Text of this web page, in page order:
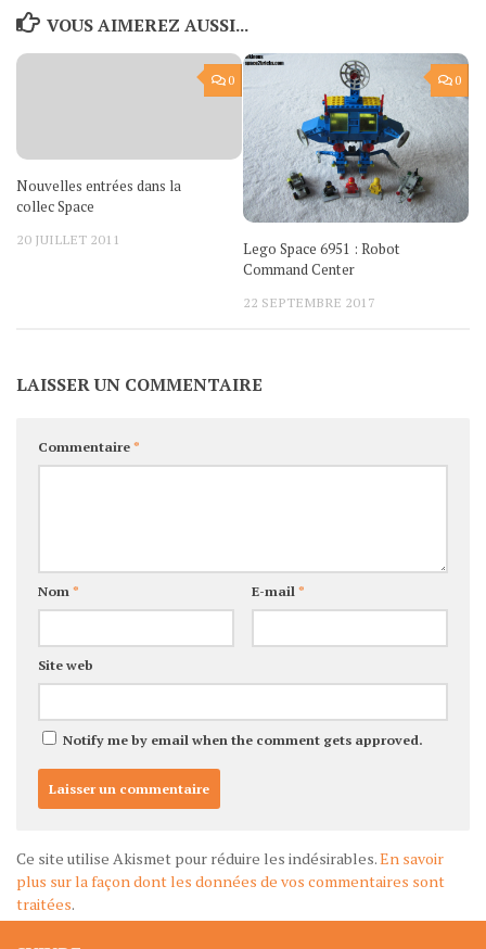
VOUS AIMEREZ AUSSI...
0
Nouvelles entrées dans la
collec Space
20 JUILLET 2011
0
Lego Space 6951 : Robot
Command Center
22 SEPTEMBRE 2017
LAISSER UN COMMENTAIRE
Commentaire*
Nom* E-mail*
Site web
Notify me by email when the comment gets approved.
Ce site utilise Akismet pour réduire les indésirables.En savoir
plus sur la façon dont les données de vos commentaires sont
traitées.